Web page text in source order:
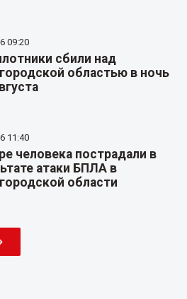
09:20
сбили над
областью в ночь
11:40
человека пострадали в
атаки БПЛА в
области